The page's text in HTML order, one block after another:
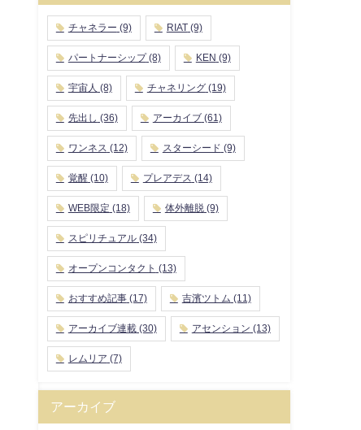
チャネラー (9) RIAT(9)
パートナーシップ(8) KEN (9)
宇宙人 (8) チャネリング(19)
先出し (36) アーカイブ(61)
ワンネス (12) スターシード (9)
覚醒 (10) プレアデス (14)
WEB限定 (18) 体外離脱(9)
スピリチュアル(34)
オープンコンタクト (13)
おすすめ記事(17) 吉濱ツトム (11)
アーカイブ連載(30) アセンション (13)
レムリア (7)
アーカイブ